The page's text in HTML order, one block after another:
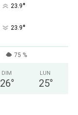
23.9°
23.9°
75 %
DIM
26°
LUN
25°